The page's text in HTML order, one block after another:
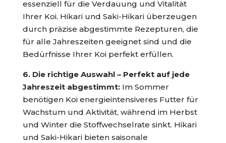
essenziell für die Verdauung und Vitalität
Ihrer Koi. Hikari und Saki-Hikari überzeugen
durch präzise abgestimmte Rezepturen, die
für alle Jahreszeiten geeignet sind und die
Bedürfnisse Ihrer Koi perfekt erfüllen.
6. Die richtige Auswahl – Perfekt auf jede
Jahreszeit abgestimmt: Im Sommer
benötigen Koi energieintensiveres Futter für
Wachstum und Aktivität, während im Herbst
und Winter die Stoffwechselrate sinkt. Hikari
und Saki-Hikari bieten saisonale